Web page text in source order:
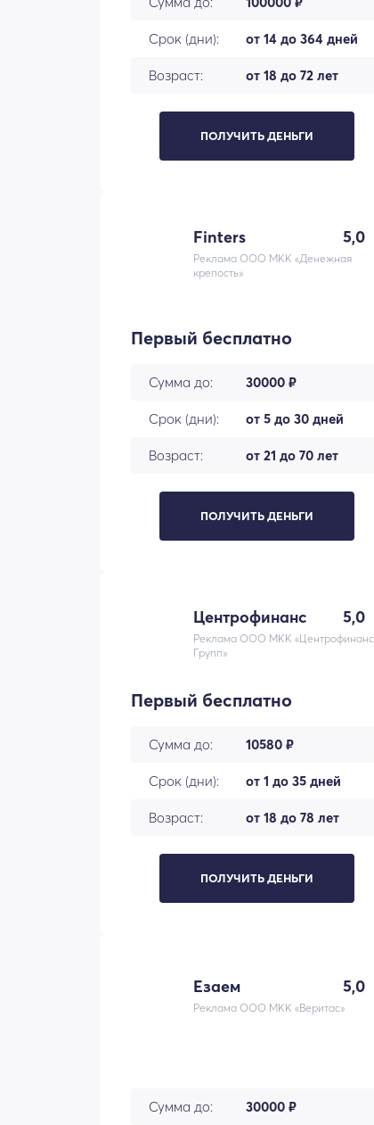
Срок (дни): от 14 до 364 дней
Возраст: от 18 до 72 лет
ПОЛУЧИТЬ ДЕНЬГИ
Finters 5,0
Реклама ООО МКК «Денежная
крепость»
Первый бесплатно
Сумма до: 30000 ₽
Срок (дни): от 5 до 30 дней
Возраст: от 21 до 70 лет
ПОЛУЧИТЬ ДЕНЬГИ
Центрофинанс 5,0
Реклама ООО МКК «Центрофинанс
Групп»
Первый бесплатно
Сумма до: 10580 ₽
Срок (дни): от 1 до 35 дней
Возраст: от 18 до 78 лет
ПОЛУЧИТЬ ДЕНЬГИ
Езаем 5,0
Реклама ООО МКК «Веритас»
Сумма до: 30000 ₽